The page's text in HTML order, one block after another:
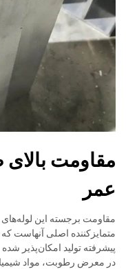
مقاومت
عمر
مقاومت برجسته این
متمایزکننده اصلی آنهاست
پیشرفته تولید امکان‌پذیر
در معرض رطوبت، مواد